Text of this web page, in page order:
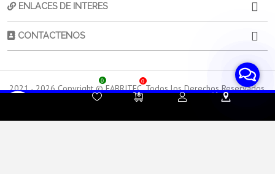
0 0
Atención al
ENLACES DE INTERES
CONTACTENOS
2021 -2026Copyright © FABRITEC. Todos los Derechos Reservados.
Desarrollado por HTEC